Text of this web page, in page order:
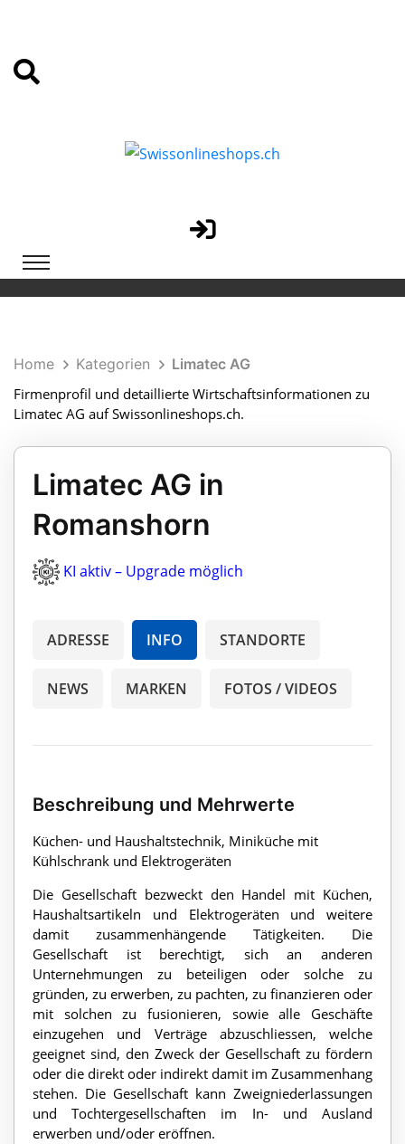
Home Kategorien
Limatec AG
Firmenprofil und detaillierte Wirtschaftsinformationen zu
Limatec AG auf Swissonlineshops.ch.
Limatec AG in
Romanshorn
KI aktiv – Upgrade möglich
ADRESSE INFO STANDORTE
NEWS MARKEN FOTOS / VIDEOS
Beschreibung und Mehrwerte
Küchen- und Haushaltstechnik, Miniküche mit
Kühlschrank und Elektrogeräten
Die Gesellschaft bezweckt den Handel mit Küchen,
Haushaltsartikeln und Elektrogeräten und weitere
damit zusammenhängende Tätigkeiten. Die
Gesellschaft ist berechtigt, sich an anderen
Unternehmungen zu beteiligen oder solche zu
gründen, zu erwerben, zu pachten, zu finanzieren oder
mit solchen zu fusionieren, sowie alle Geschäfte
einzugehen und Verträge abzuschliessen, welche
geeignet sind, den Zweck der Gesellschaft zu fördern
oder die direkt oder indirekt damit im Zusammenhang
stehen. Die Gesellschaft kann Zweigniederlassungen
und Tochtergesellschaften im In- und Ausland
erwerben und/oder eröffnen.